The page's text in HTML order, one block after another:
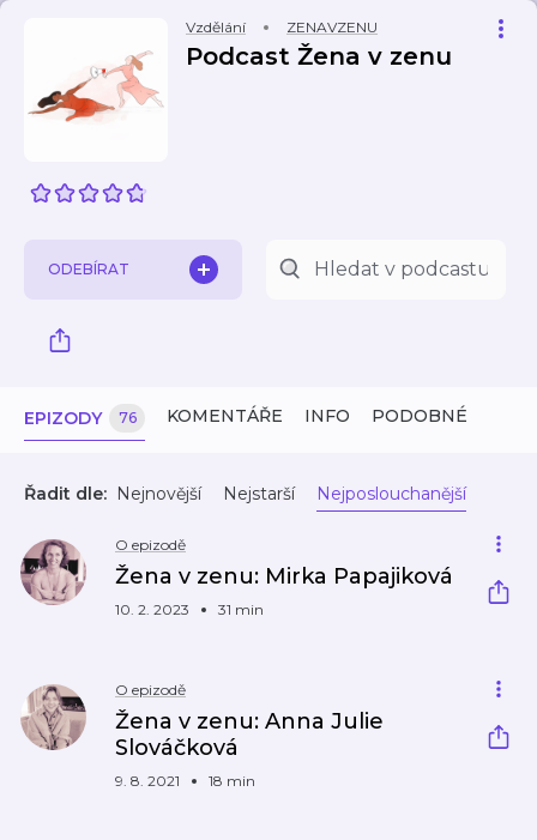
Vzdělání ZENAVZENU
Podcast Žena v zenu
ODEBÍRAT
EPIZODY 76 KOMENTÁŘE INFO PODOBNÉ
Řadit dle: Nejnovější Nejstarší Nejposlouchanější
O epizodě
Žena v zenu: Mirka Papajiková
10. 2. 2023 31 min
O epizodě
Žena v zenu: Anna Julie
Slováčková
9. 8. 2021 18 min